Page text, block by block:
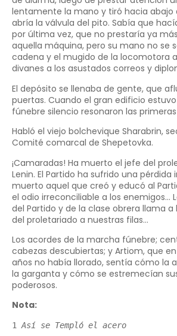
lentamente la mano y tiró hacia abajo
abría la válvula del pito. Sabía que
por última vez, que no prestaría ya
aquella máquina, pero su mano no se
cadena y el mugido de la locomotora
divanes a los asustados correos y
El depósito se llenaba de gente, que
puertas. Cuando el gran edificio
fúnebre silencio resonaron las
Habló el viejo bolchevique Sharabrin,
Comité comarcal de Shepetovka.
¡Camaradas! Ha muerto el jefe del
Lenin. El Partido ha sufrido una pérdida
muerto aquel que creó y educó al
el odio irreconciliable a los enemigos…
del Partido y de la clase obrera llama a
del proletariado a nuestras filas…
Los acordes de la marcha fúnebre;
cabezas descubiertas; y Artiom, que
años no había llorado, sentía cómo la
la garganta y cómo se estremecían
poderosos.
Nota:
1 Así se Templó el acero